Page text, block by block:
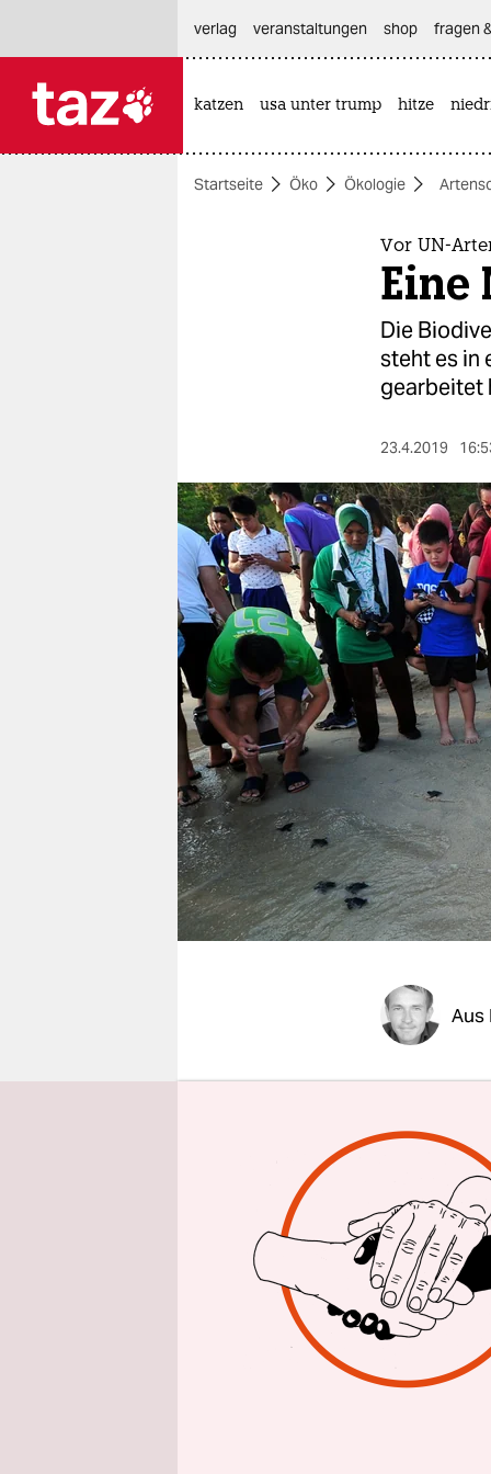
themen
berlin
nord
wahrheit
verlag
verlag
veranstaltungen
shop
fragen & hilfe
unterstützen
abo
genossenschaft
verlag
veranstaltungen shop fragen
katzen usa unter trump hitze
Startseite Öko Ökologie
Vor UN-
Eine
Die
steht es in
gearbeitet
23.4.2019
Aus
|
Entwurf
vom
drohten
dem
es derzeit
Zu den
danach
gefolgt
die